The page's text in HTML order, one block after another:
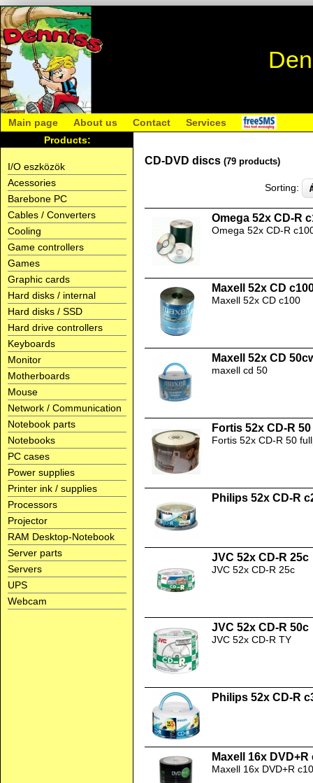
Main page About us Contact
Services
Products:
I/O eszközök
Acessories
Barebone PC
Cables / Converters
Cooling
Game controllers
Games
Graphic cards
Hard disks / internal
Hard disks / SSD
Hard drive controllers
Keyboards
Monitor
Motherboards
Mouse
Network / Communication
Notebook parts
Notebooks
PC cases
Power supplies
Printer ink / supplies
Processors
Projector
RAM Desktop-Notebook
Server parts
Servers
UPS
Webcam
CD-DVD discs (79 products)
Sorting:
Omega 52x CD-R
Omega 52x CD-R
Maxell 52x CD
Maxell 52x CD c100
Maxell 52x CD
maxell cd 50
Fortis 52x CD-R
Fortis 52x CD-R 50
Philips 52x CD-R
JVC 52x CD-R 25c
JVC 52x CD-R 25c
JVC 52x CD-R 50c
JVC 52x CD-R TY
Philips 52x CD-R
Maxell 16x DVD+R
Maxell 16x DVD+R